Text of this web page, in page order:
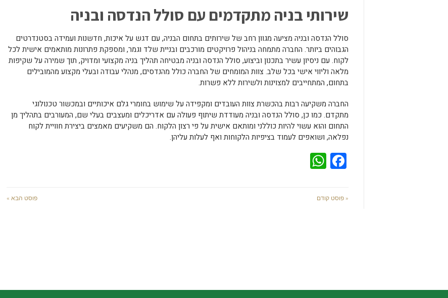
שירותי בניה מתקדמים עם סולל הנדסה ובניה
סולל הנדסה ובניה מציעה מגוון רחב של שירותים בתחום הבניה, עם דגש על איכות, חדשנות ועמידה בסטנדרטים
הגבוהים ביותר. החברה מתמחה בניהול פרויקטים מורכבים ובניית שלד וגמר, ומספקת פתרונות מותאמים אישית לכל
לקוח. עם ניסיון עשיר בתכנון וביצוע, סולל הנדסה ובניה מבטיחה תהליך בניה מקצועי ומדויק, תוך שמירה על שקיפות
מלאה וליווי אישי בכל שלב. צוות המומחים של החברה כולל מהנדסים, מנהלי עבודה ובעלי מקצוע מהמובילים
בתחום, המתחייבים למצוינות ולשירות ללא פשרות.
החברה משקיעה רבות בהכשרת צוות העובדים ומקפידה על שימוש בחומרי גלם איכותיים ובמכשור טכנולוגי
מתקדם. כמו כן, סולל הנדסה ובניה מעודדת שיתוף פעולה עם אדריכלים ומעצבים בעלי שם, המעורבים בתהליך מן
התחום והוא עשוי להיות כוללני ומותאם אישית על פי רצון הלקוח. הם משקיעים מאמצים ביצירת חוויית לקוח
נפלאה, ושואפים לעמוד בציפיות הלקוחות ואף לעלות עליהן.
Facebook
« פוסט קודם פוסט הבא »